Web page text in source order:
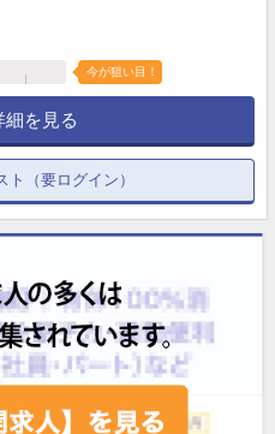
今が狙い目！
細を見る
ト（要ログイン）